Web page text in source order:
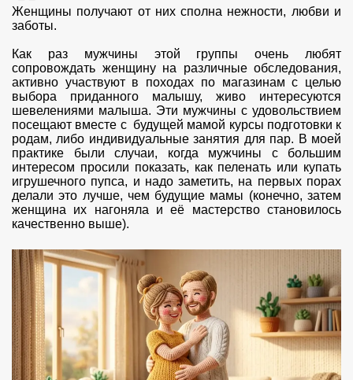
Женщины получают от них сполна нежности, любви и
заботы.
Как раз мужчины этой группы очень любят
сопровождать женщину на различные обследования,
активно участвуют в походах по магазинам с целью
выбора приданного малышу, живо интересуются
шевелениями малыша. Эти мужчины с удовольствием
посещают вместе с будущей мамой курсы подготовки к
родам, либо индивидуальные занятия для пар. В моей
практике были случаи, когда мужчины с большим
интересом просили показать, как пеленать или купать
игрушечного пупса, и надо заметить, на первых порах
делали это лучше, чем будущие мамы (конечно, затем
женщина их нагоняла и её мастерство становилось
качественно выше).